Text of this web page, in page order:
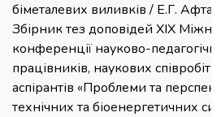
біметалевих виливків / Е.Г.
Збірник тез доповідей XIX
конференції науково-
працівників, наукових
аспірантів «Проблеми та
технічних та біоенергетичних